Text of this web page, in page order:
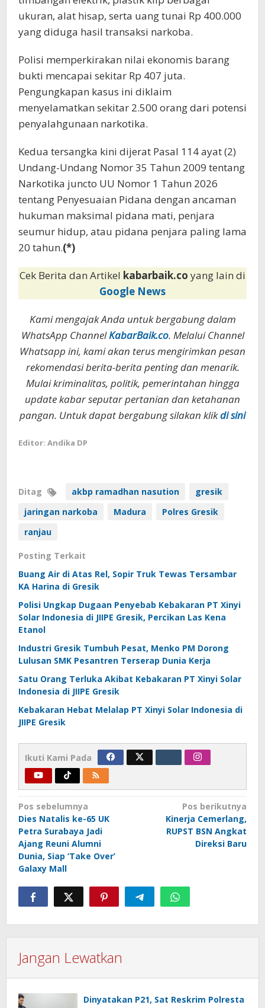
ukuran, alat hisap, serta uang tunai Rp 400.000
yang diduga hasil transaksi narkoba.
Polisi memperkirakan nilai ekonomis barang
bukti mencapai sekitar Rp 407 juta.
Pengungkapan kasus ini diklaim
menyelamatkan sekitar 2.500 orang dari potensi
penyalahgunaan narkotika.
Kedua tersangka kini dijerat Pasal 114 ayat (2)
Undang-Undang Nomor 35 Tahun 2009 tentang
Narkotika juncto UU Nomor 1 Tahun 2026
tentang Penyesuaian Pidana dengan ancaman
hukuman maksimal pidana mati, penjara
seumur hidup, atau pidana penjara paling lama
20 tahun.(*)
Cek Berita dan Artikel kabarbaik.co yang lain di
Google News
Kami mengajak Anda untuk bergabung dalam
WhatsApp ChannelKabarBaik.co. Melalui Channel
Whatsapp ini, kami akan terus mengirimkan pesan
rekomendasi berita-berita penting dan menarik.
Mulai kriminalitas, politik, pemerintahan hingga
update kabar seputar pertanian dan ketahanan
pangan. Untuk dapat bergabung silakan klikdi sini
Editor: Andika DP
Ditag akbp ramadhan nasution
gresik
jaringan narkoba
Madura
Polres Gresik
ranjau
Posting Terkait
Buang Air di Atas Rel, Sopir Truk Tewas Tersambar
KA Harina di Gresik
Polisi Ungkap Dugaan Penyebab Kebakaran PT Xinyi
Solar Indonesia di JIIPE Gresik, Percikan Las Kena
Etanol
Industri Gresik Tumbuh Pesat, Menko PM Dorong
Lulusan SMK Pesantren Terserap Dunia Kerja
Satu Orang Terluka Akibat Kebakaran PT Xinyi Solar
Indonesia di JIIPE Gresik
Kebakaran Hebat Melalap PT Xinyi Solar Indonesia di
JIIPE Gresik
Ikuti Kami Pada
Navigasi
pos
Pos sebelumnya
Dies Natalis ke-65 UK
Petra Surabaya Jadi
Ajang Reuni Alumni
Dunia, Siap ‘Take Over’
Galaxy Mall
Pos berikutnya
Kinerja Cemerlang,
RUPST BSN Angkat
Direksi Baru
Jangan Lewatkan
Dinyatakan P21, Sat Reskrim Polresta